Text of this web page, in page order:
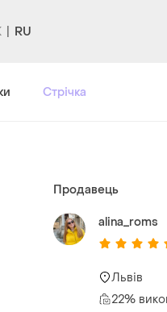
RU
Стрічка
Продавець
alina_roms
Львів
22%